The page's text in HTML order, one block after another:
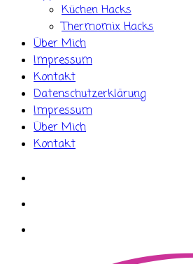
Küchen Hacks
Thermomix Hacks
Über Mich
Impressum
Kontakt
Datenschutzerklärung
Impressum
Über Mich
Kontakt